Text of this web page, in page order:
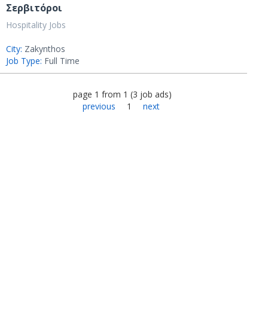
Σερβιτόροι
Hospitality Jobs
City: Zakynthos
Job Type: Full Time
page 1 from 1 (3 job ads)
previous
1 next